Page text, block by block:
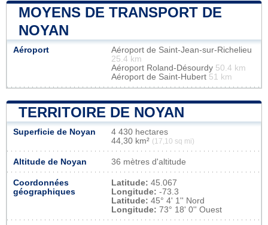
MOYENS DE TRANSPORT DE
NOYAN
Aéroport
Aéroport de Saint-Jean-sur-Richelieu
25.4 km
Aéroport Roland-Désourdy 50.4 km
Aéroport de Saint-Hubert 51 km
TERRITOIRE DE NOYAN
Superficie de Noyan
4 430 hectares
44,30 km² (17,10 sq mi)
Altitude de Noyan 36 mètres d'altitude
Coordonnées
géographiques
Latitude: 45.067
Longitude: -73.3
Latitude: 45° 4' 1'' Nord
Longitude: 73° 18' 0'' Ouest